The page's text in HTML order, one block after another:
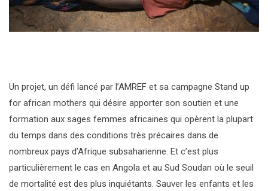
Un projet, un défi lancé par l’AMREF et sa campagne Stand up
for african mothers qui désire apporter son soutien et une
formation aux sages femmes africaines qui opèrent la plupart
du temps dans des conditions très précaires dans de
nombreux pays d’Afrique subsaharienne. Et c’est plus
particulièrement le cas en Angola et au Sud Soudan où le seuil
de mortalité est des plus inquiétants. Sauver les enfants et les